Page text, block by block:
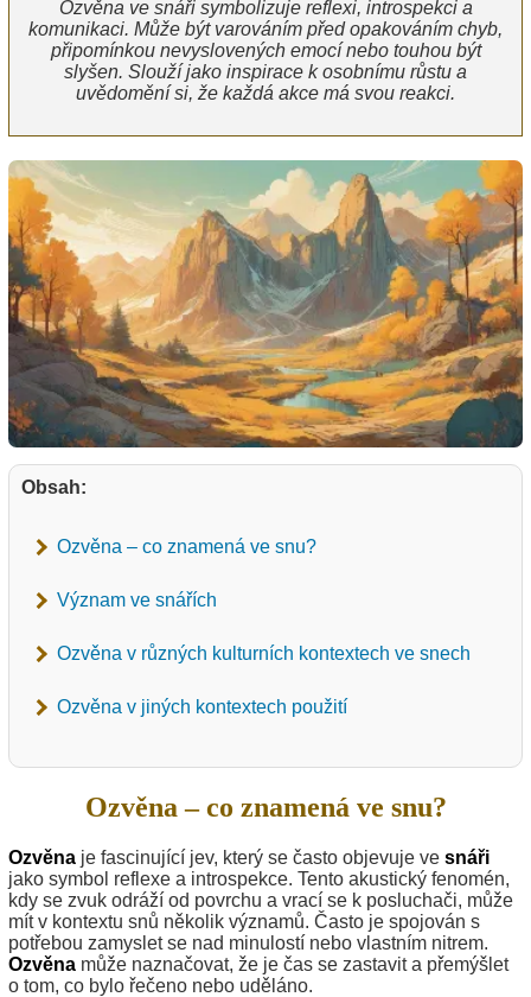
Ozvěna ve snáři symbolizuje reflexi, introspekci a
komunikaci. Může být varováním před opakováním chyb,
připomínkou nevyslovených emocí nebo touhou být
slyšen. Slouží jako inspirace k osobnímu růstu a
uvědomění si, že každá akce má svou reakci.
Obsah:
Ozvěna – co znamená ve snu?
Význam ve snářích
Ozvěna v různých kulturních kontextech ve snech
Ozvěna v jiných kontextech použití
Ozvěna – co znamená ve snu?
Ozvěna je fascinující jev, který se často objevuje ve snáři
jako symbol reflexe a introspekce. Tento akustický fenomén,
kdy se zvuk odráží od povrchu a vrací se k posluchači, může
mít v kontextu snů několik významů. Často je spojován s
potřebou zamyslet se nad minulostí nebo vlastním nitrem.
Ozvěna může naznačovat, že je čas se zastavit a přemýšlet
o tom, co bylo řečeno nebo uděláno.